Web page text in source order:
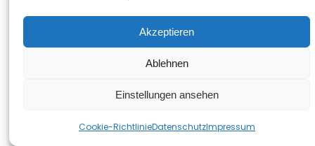
Akzeptieren
Ablehnen
Einstellungen ansehen
Cookie-RichtlinieDatenschutzImpressum
Diese Daten werden dem jeweiligen Endgerät des Users
zugeordnet. Eine Zuordnung zu einer User-ID erfolgt nicht.
Des Weiteren können wir mit Google Analytics u. a. Ihre
Ferner verwendet Google Analytics verschiedene
Modellierungsansätze, um die erfassten Datensätze zu